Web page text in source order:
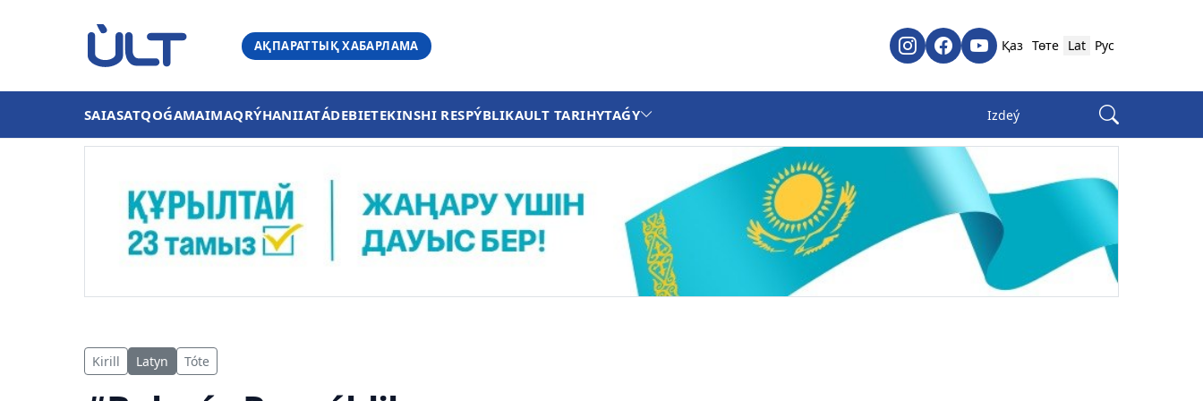
АҚПАРАТТЫҚ ХАБАРЛАМА Қаз Төте Lat Рус
SAIASATQOǴAMAIMAQRÝHANIIATÁDEBIETEKINSHI RESPÝBLIKAULT TARIHYTAǴY
Kirill Latyn Tóte